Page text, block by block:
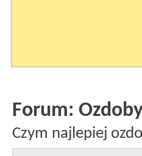
Forum:
Czym najlepiej